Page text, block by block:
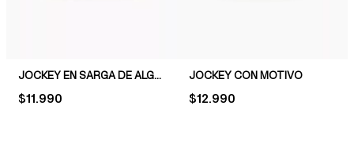
JOCKEY EN SARGA DE ALGODÓN CON MOTIVO
PRICE:
$11.990
JOCKEY CON MOTIVO
PRICE:
$12.990